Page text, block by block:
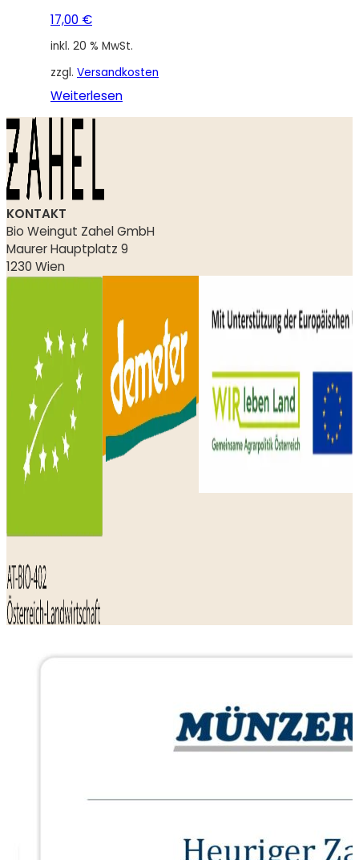
17,00 €
inkl. 20 % MwSt.
zzgl. Versandkosten
Weiterlesen
KONTAKT
Bio Weingut Zahel GmbH
Maurer Hauptplatz 9
1230 Wien